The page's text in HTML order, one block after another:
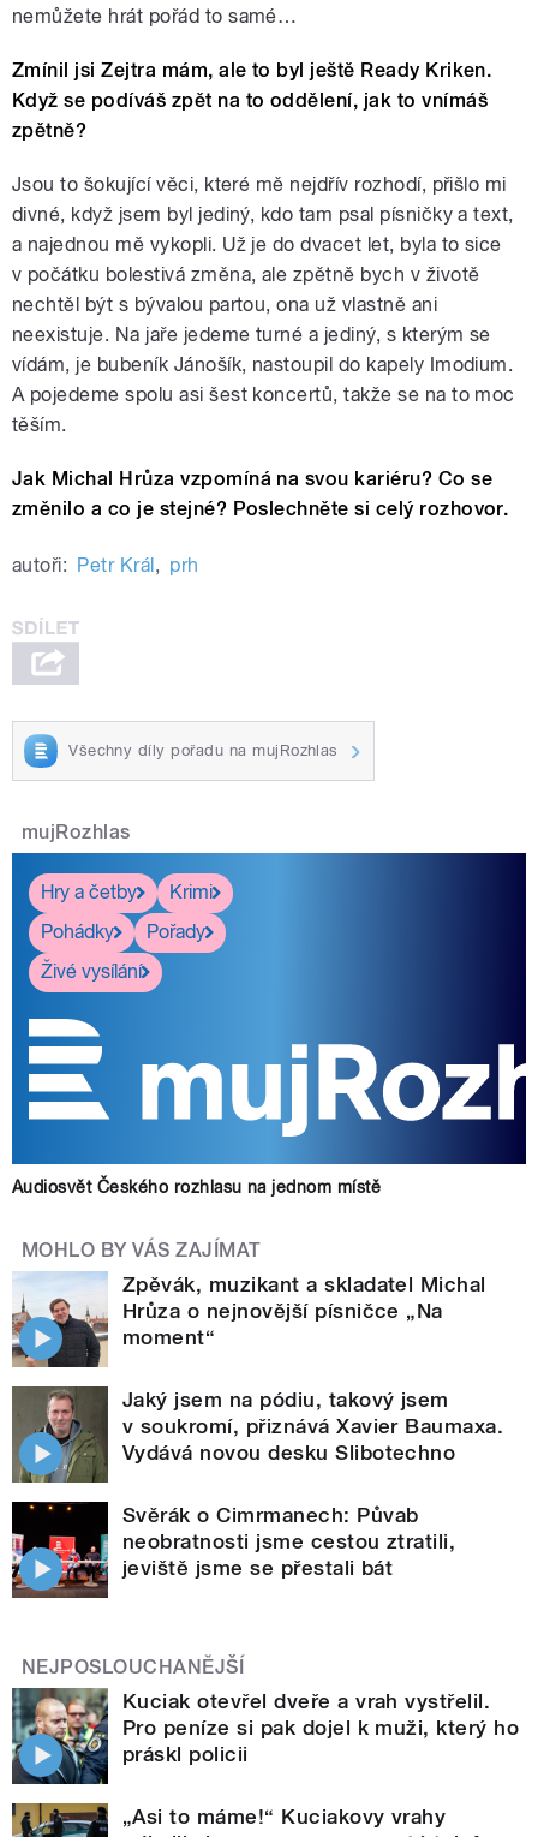
nemůžete hrát pořád to samé…
Zmínil jsi Zejtra mám, ale to byl ještě Ready Kriken.
Když se podíváš zpět na to oddělení, jak to vnímáš
zpětně?
Jsou to šokující věci, které mě nejdřív rozhodí, přišlo mi
divné, když jsem byl jediný, kdo tam psal písničky a text,
a najednou mě vykopli. Už je do dvacet let, byla to sice
v počátku bolestivá změna, ale zpětně bych v životě
nechtěl být s bývalou partou, ona už vlastně ani
neexistuje. Na jaře jedeme turné a jediný, s kterým se
vídám, je bubeník Jánošík, nastoupil do kapely Imodium.
A pojedeme spolu asi šest koncertů, takže se na to moc
těším.
Jak Michal Hrůza vzpomíná na svou kariéru? Co se
změnilo a co je stejné? Poslechněte si celý rozhovor.
autoři: Petr Král , prh
Všechny díly pořadu na mujRozhlas
mujRozhlas
Hry a četby
Krimi
Pohádky
Pořady
Živé vysílání
Audiosvět Českého rozhlasu na jednom místě
MOHLO BY VÁS ZAJÍMAT
Zpěvák, muzikant a skladatel Michal
Hrůza o nejnovější písničce „Na
moment“
Jaký jsem na pódiu, takový jsem
v soukromí, přiznává Xavier Baumaxa.
Vydává novou desku Slibotechno
Svěrák o Cimrmanech: Půvab
neobratnosti jsme cestou ztratili,
jeviště jsme se přestali bát
NEJPOSLOUCHANĚJŠÍ
Kuciak otevřel dveře a vrah vystřelil.
Pro peníze si pak dojel k muži, který ho
práskl policii
„Asi to máme!“ Kuciakovy vrahy